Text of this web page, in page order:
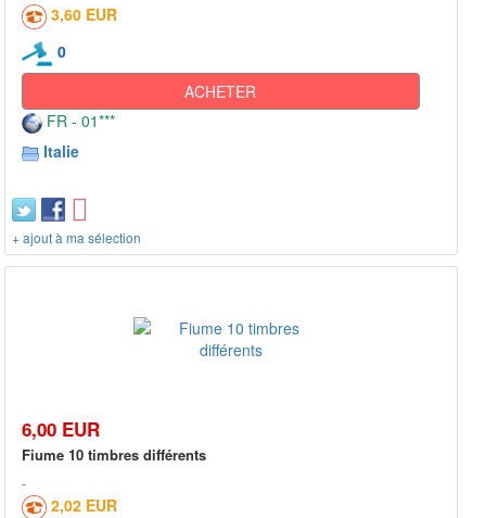
3,60 EUR
0
ACHETER
FR - 01***
Italie
+ ajout à ma sélection
6,00 EUR
Fiume 10 timbres différents
2,02 EUR